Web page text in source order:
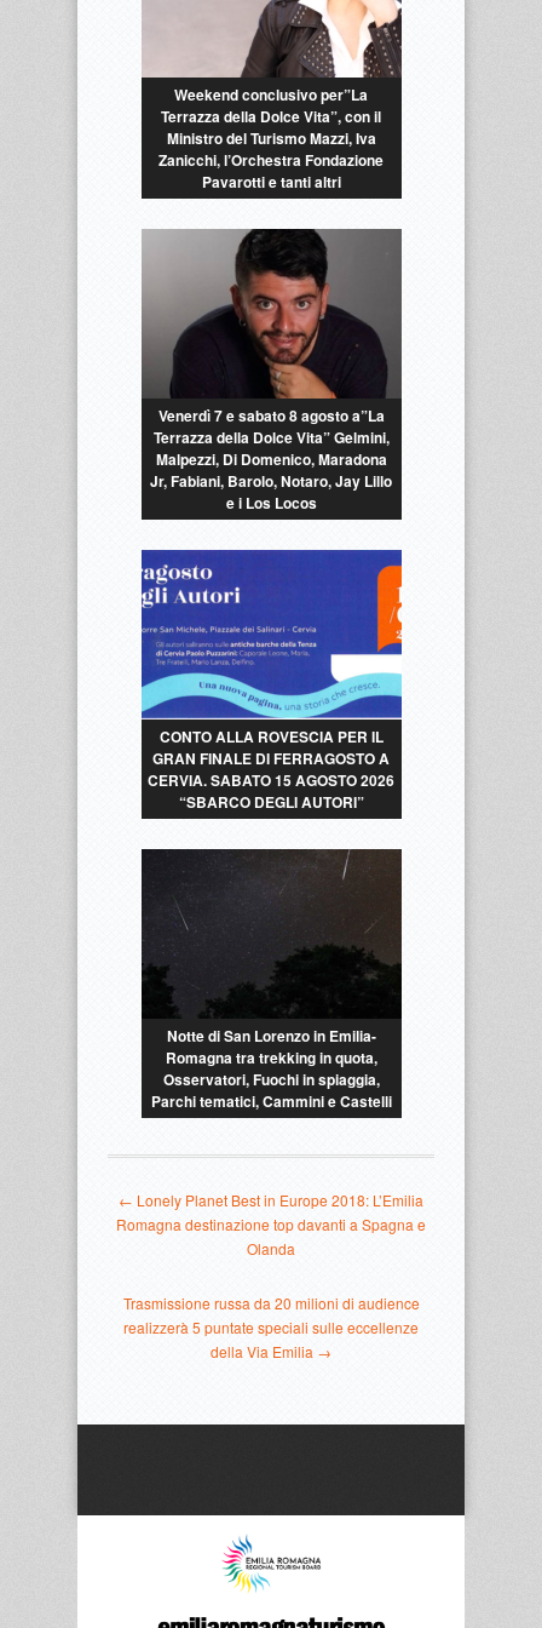
Weekend conclusivo per”La
Terrazza della Dolce Vita”, con il
Ministro del Turismo Mazzi, Iva
Zanicchi, l’Orchestra Fondazione
Pavarotti e tanti altri
Venerdì 7 e sabato 8 agosto a”La
Terrazza della Dolce Vita” Gelmini,
Malpezzi, Di Domenico, Maradona
Jr, Fabiani, Barolo, Notaro, Jay Lillo
e i Los Locos
CONTO ALLA ROVESCIA PER IL
GRAN FINALE DI FERRAGOSTO A
CERVIA. SABATO 15 AGOSTO 2026
“SBARCO DEGLI AUTORI”
Notte di San Lorenzo in Emilia-
Romagna tra trekking in quota,
Osservatori, Fuochi in spiaggia,
Parchi tematici, Cammini e Castelli
← Lonely Planet Best in Europe 2018: L’Emilia
Romagna destinazione top davanti a Spagna e
Olanda
Trasmissione russa da 20 milioni di audience
realizzerà 5 puntate speciali sulle eccellenze
della Via Emilia →